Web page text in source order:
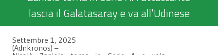
lascia il Galatasaray e va all’Udinese
Settembre 1, 2025
(Adnkronos) –